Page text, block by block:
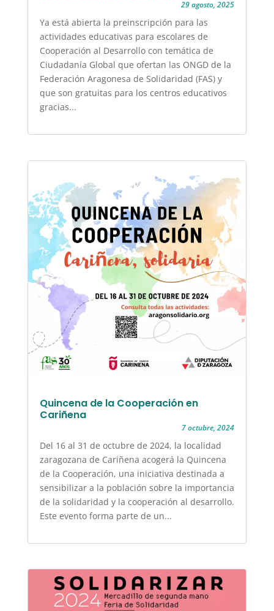
29 agosto, 2025
Ya está abierta la preinscripción para las
actividades educativas para escolares de
Cooperación al Desarrollo con temática de
Ciudadanía Global que ofertan las ONGD de la
Federación Aragonesa de Solidaridad (FAS) y
que son gratuitas para los centros educativos
gracias...
Quincena de la Cooperación en
Cariñena
7 octubre, 2024
Del 16 al 31 de octubre de 2024, la localidad
zaragozana de Cariñena acogerá la Quincena
de la Cooperación, una iniciativa destinada a
sensibilizar a la población sobre la importancia
de la solidaridad y la cooperación al desarrollo.
Este evento forma parte de un...